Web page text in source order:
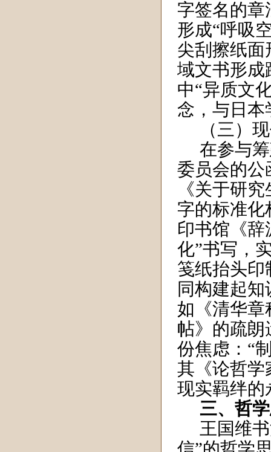
字签名的章
形成“呼吸
尖刮擦纸面
域文书形成
中“异质文
念，与日本
（三）
在参与
委员会的公
《关于研
字的标准化
印书馆《辞
化”书写，
笺纸抬头印
同构建起
如《清华章
帖》的疏朗
份焦虑：“
其《论哲学
现实羁绊的
三、哲
王国维